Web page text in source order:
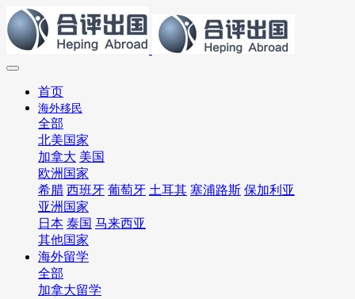
首页
海外移民
全部
北美国家
加拿大 美国
欧洲国家
希腊 西班牙 葡萄牙 土耳其 塞浦路斯 保加利亚
亚洲国家
日本 泰国 马来西亚
其他国家
海外留学
全部
加拿大留学